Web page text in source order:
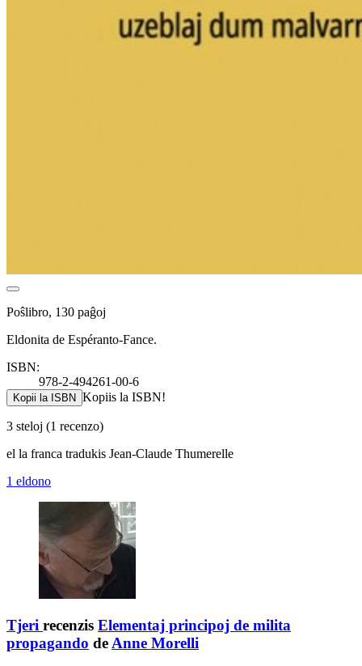
Poŝlibro, 130 paĝoj
Eldonita de Espéranto-Fance.
ISBN:
978-2-494261-00-6
Kopii la ISBN Kopiis la ISBN!
3 steloj (1 recenzo)
el la franca tradukis Jean-Claude Thumerelle
1 eldono
Tjeri recenzis Elementaj principoj de milita
propagando deAnne Morelli